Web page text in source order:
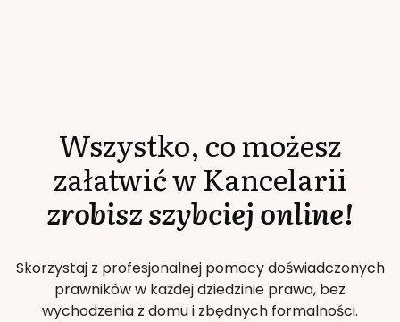
Wszystko, co możesz
załatwić w Kancelarii
zrobisz szybciej online!
Skorzystaj z profesjonalnej pomocy doświadczonych
prawników w każdej dziedzinie prawa, bez
wychodzenia z domu i zbędnych formalności.